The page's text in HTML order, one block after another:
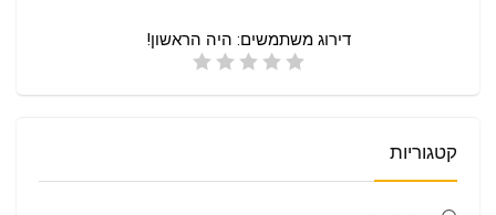
דירוג משתמשים: היה הראשון!
קטגוריות